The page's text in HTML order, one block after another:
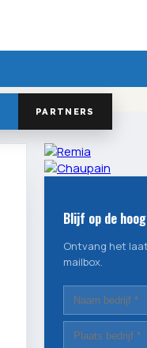
PARTNERS
Blijf op de
Ontvang het
mailbox.